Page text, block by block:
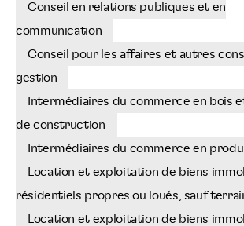
Conseil en relations publiques et en
communication
Conseil pour les affaires et autres
gestion
Intermédiaires du commerce en bois
de construction
Intermédiaires du commerce en
Location et exploitation de biens
résidentiels propres ou loués, sauf
Location et exploitation de biens